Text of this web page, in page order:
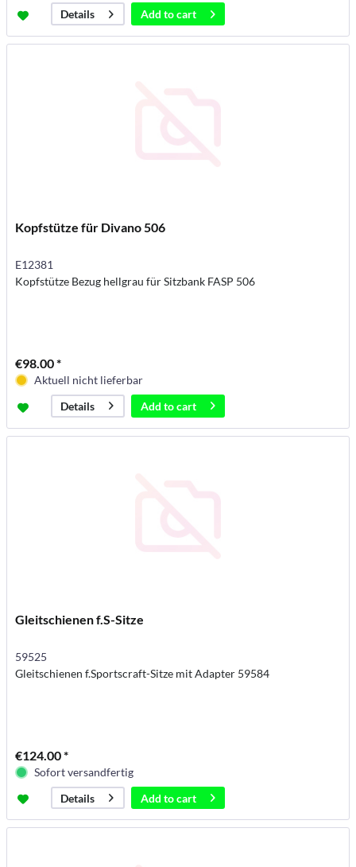
Details Add tocart
Kopfstütze für Divano 506
E12381
Kopfstütze Bezug hellgrau für Sitzbank FASP 506
€98.00 *
Aktuell nicht lieferbar
Details
Add tocart
Gleitschienen f.S-Sitze
59525
Gleitschienen f.Sportscraft-Sitze mit Adapter 59584
€124.00 *
Sofort versandfertig
Details
Add tocart